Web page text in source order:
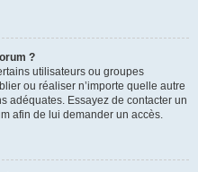
?
utilisateurs ou groupes
ou réaliser n’importe quelle autre
adéquates. Essayez de contacter un
afin de lui demander un accès.